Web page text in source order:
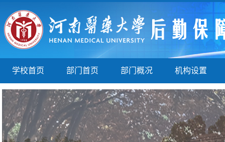
学校首页 部门首页 部门概况 机构设置